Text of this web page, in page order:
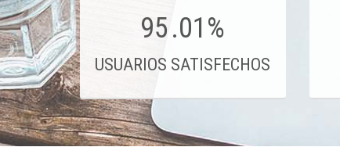
95.01%
USUARIOS SATISFECHOS